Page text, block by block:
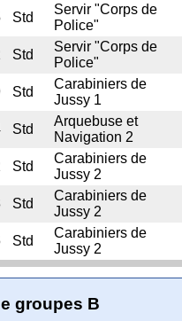
Std
Servir "Corps de
Police"
Std
Servir "Corps de
Police"
Std
Carabiniers de
Jussy 1
Std
Arquebuse et
Navigation 2
Std
Carabiniers de
Jussy 2
Std
Carabiniers de
Jussy 2
Std
Carabiniers de
Jussy 2
groupes B